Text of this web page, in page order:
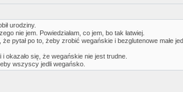
urodziny.
nie jem. Powiedziałam, co jem, bo tak łatwiej.
pytał po to, żeby zrobić wegańskie i bezglutenowe małe
okazało się, że wegańskie nie jest trudne.
wszyscy jedli wegańsko.